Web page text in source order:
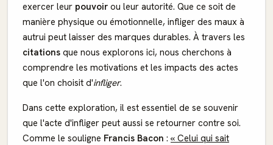
exercer leur pouvoir ou leur autorité. Que ce soit de
manière physique ou émotionnelle, infliger des maux à
autrui peut laisser des marques durables. À travers les
citations que nous explorons ici, nous cherchons à
comprendre les motivations et les impacts des actes
que l'on choisit d'infliger.
Dans cette exploration, il est essentiel de se souvenir
que l'acte d'infliger peut aussi se retourner contre soi.
Comme le souligne Francis Bacon : « Celui qui sait